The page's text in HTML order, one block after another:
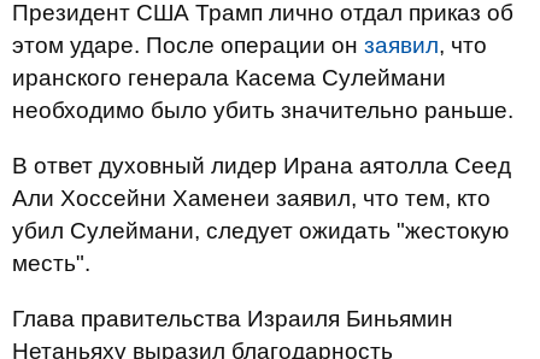
Президент США Трамп лично отдал приказ об
этом ударе. После операции он заявил, что
иранского генерала Касема Сулеймани
необходимо было убить значительно раньше.
В ответ духовный лидер Ирана аятолла Сеед
Али Хоссейни Хаменеи заявил, что тем, кто
убил Сулеймани, следует ожидать "жестокую
месть".
Глава правительства Израиля Биньямин
Нетаньяху выразил благодарность